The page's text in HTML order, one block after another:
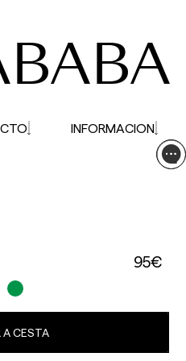
95€
A CESTA
INFORMACION